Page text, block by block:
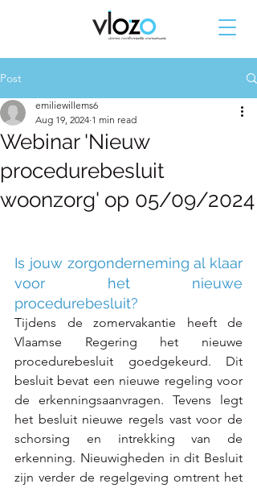
Post
Webinar 'Nieuw
procedurebesluit
woonzorg' op 05/09/2024
emiliewillems6
Aug 19, 2024 1 min read
Is jouw zorgonderneming al klaar
voor het nieuwe
procedurebesluit?
Tijdens de zomervakantie heeft de
Vlaamse Regering het nieuwe
procedurebesluit goedgekeurd. Dit
besluit bevat een nieuwe regeling voor
de erkenningsaanvragen. Tevens legt
het besluit nieuwe regels vast voor de
schorsing en intrekking van de
erkenning. Nieuwigheden in dit Besluit
zijn verder de regelgeving omtrent het